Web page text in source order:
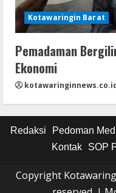
Kotawaringin Barat
Pemadaman
Ekonomi
Redaksi Pedoman
Kontak
SOP
Copyright